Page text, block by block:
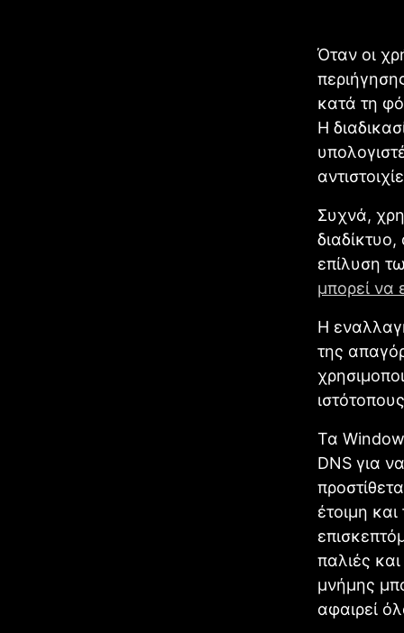
Όταν οι
κατά τη
Η
Συχνά,
επίλυση
μπορεί να
Η
της
Τα
DNS για
έτοιμη
παλιές
μνήμης
αφαιρεί